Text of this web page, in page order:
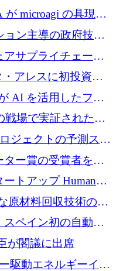
認microagi の具現化
ョン主導の政府技術
リオを拡大し ETG
サプライチェーン
万ドルを確保
アレスに初投資、
5億ユーロを拠出
AI を活用したファ
ンス プラットフォ
シードを調達
戦場で実証された防
万ユーロの欧州
ジェクトの予測スタ
アクセラレータか
ー賞の受賞者を紹
トアップ Humanoid
ドルで評価額 13 億
原材料回収技術の拡
ペイン初の自動木
補助金4,800万ユ
が閣議に出席
駆動エネルギーイン